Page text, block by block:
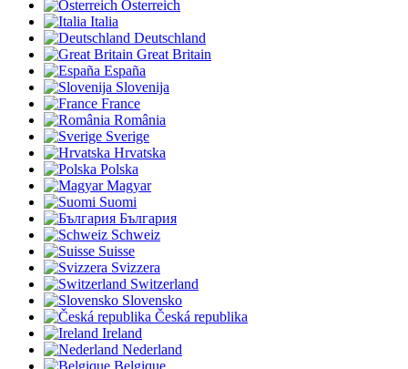
Österreich
Italia
Deutschland
Great Britain
España
Slovenija
France
România
Sverige
Hrvatska
Polska
Magyar
Suomi
България
Schweiz
Suisse
Svizzera
Switzerland
Slovensko
Česká republika
Ireland
Nederland
Belgique